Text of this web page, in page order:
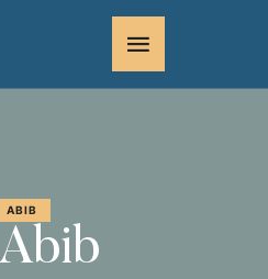
ABIB